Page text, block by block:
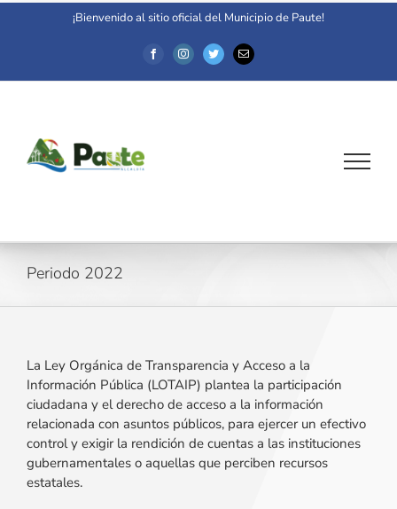
¡Bienvenido al sitio oficial del Municipio de Paute!
FacebookInstagramTwitterCorreo
electrónico
Periodo 2022
La Ley Orgánica de Transparencia y Acceso a la
Información Pública (LOTAIP) plantea la participación
ciudadana y el derecho de acceso a la información
relacionada con asuntos públicos, para ejercer un efectivo
control y exigir la rendición de cuentas a las instituciones
gubernamentales o aquellas que perciben recursos
estatales.